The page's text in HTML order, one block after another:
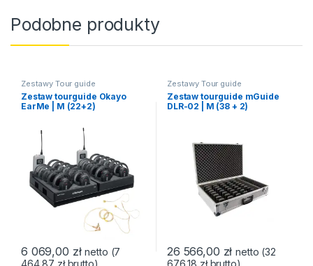
Podobne produkty
Zestawy Tour guide
Zestaw tourguide Okayo
EarMe | M (22+2)
6 069,00 zł netto (7
464,87 złbrutto)
Zestawy Tour guide
Zestaw tourguide mGuide
DLR-02 | M (38 + 2)
26 566,00 zł netto (32
676,18 złbrutto)